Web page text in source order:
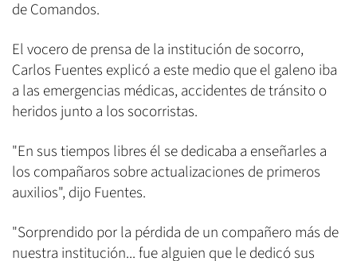
de Comandos.
El vocero de prensa de la institución de socorro,
Carlos Fuentes explicó a este medio que el galeno iba
a las emergencias médicas, accidentes de tránsito o
heridos junto a los socorristas.
"En sus tiempos libres él se dedicaba a enseñarles a
los compañaros sobre actualizaciones de primeros
auxilios", dijo Fuentes.
"Sorprendido por la pérdida de un compañero más de
nuestra institución... fue alguien que le dedicó sus